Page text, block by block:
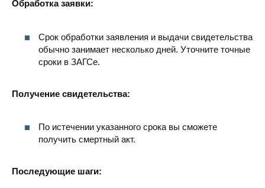
Обработка заявки:
Срок обработки заявления и выдачи свидетельства
обычно занимает несколько дней. Уточните точные
сроки в ЗАГСе.
Получение свидетельства:
По истечении указанного срока вы сможете
получить смертный акт.
Последующие шаги: